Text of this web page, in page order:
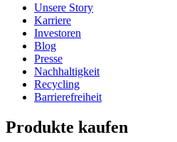
Unsere Story
Karriere
Investoren
Blog
Presse
Nachhaltigkeit
Recycling
Barrierefreiheit
Produkte kaufen